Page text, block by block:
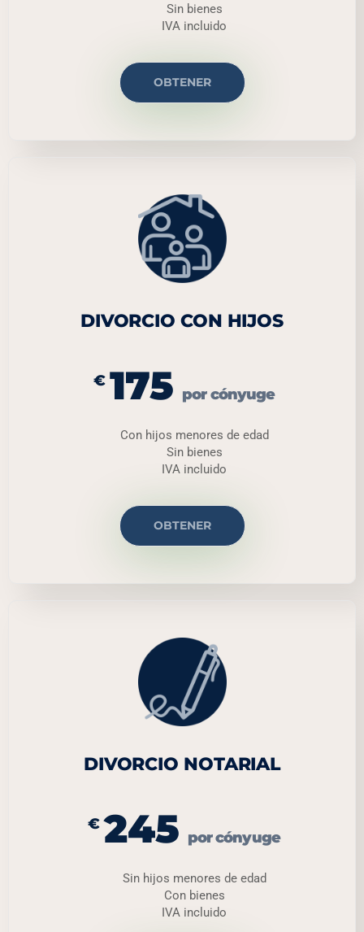
Sin bienes
IVA incluido
OBTENER
DIVORCIO CON HIJOS
€ 175 por cónyuge
Con hijos menores de edad
Sin bienes
IVA incluido
OBTENER
DIVORCIO NOTARIAL
€ 245 por cónyuge
Sin hijos menores de edad
Con bienes
IVA incluido